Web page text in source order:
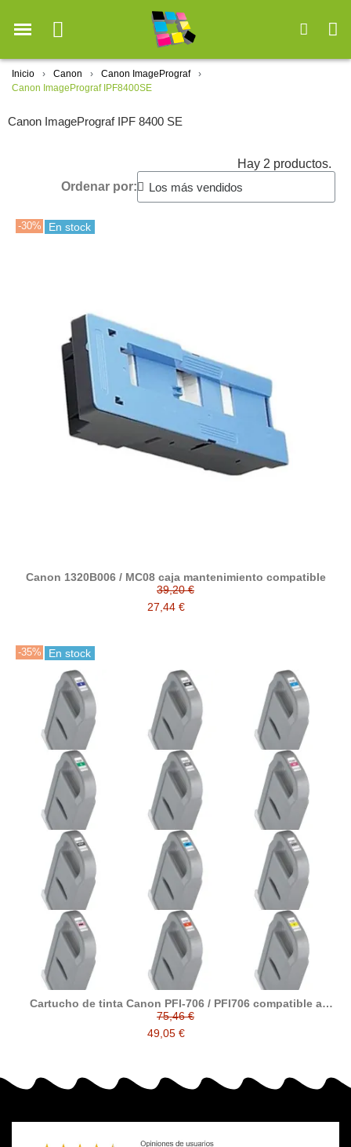
Inicio Canon
Canon ImagePrograf
Canon ImagePrograf IPF8400SE
Canon ImagePrograf IPF 8400 SE
Hay 2 productos.
Ordenar por:
-30% En stock
Canon 1320B006 / MC08 caja mantenimiento compatible
39,20 €
27,44 €
-35% En stock
Cartucho de tinta Canon PFI-706 / PFI706 compatible a
Canon
75,46 €
49,05 €